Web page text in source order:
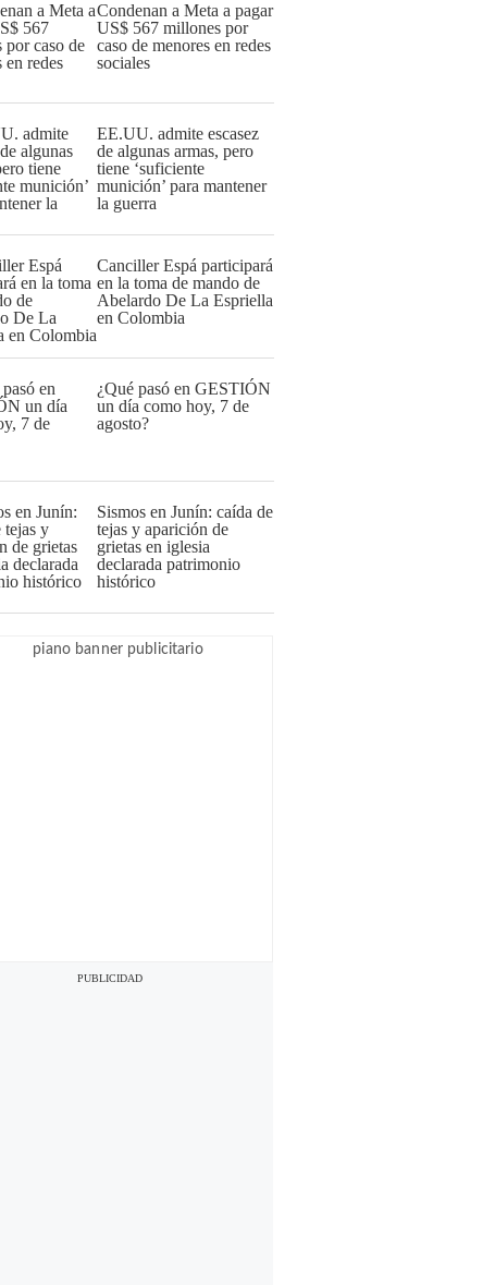
Condenan a Meta a pagar
US$ 567 millones por
caso de menores en redes
sociales
EE.UU. admite escasez
de algunas armas, pero
tiene ‘suficiente
munición’ para mantener
la guerra
Canciller Espá participará
en la toma de mando de
Abelardo De La Espriella
en Colombia
¿Qué pasó en GESTIÓN
un día como hoy, 7 de
agosto?
Sismos en Junín: caída de
tejas y aparición de
grietas en iglesia
declarada patrimonio
histórico